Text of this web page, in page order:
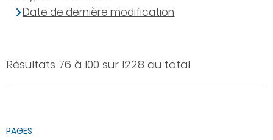
Résultats 76 à 100 sur 1228 au total
PAGES
Date de dernière modification